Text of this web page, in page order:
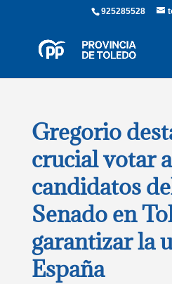
925285528
Gregorio
crucial votar
candidatos
Senado en
garantizar la
España